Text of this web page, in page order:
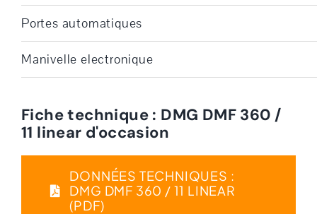
Portes automatiques
Manivelle electronique
Fiche technique : DMG DMF 360 /
11 linear d'occasion
DONNÉES TECHNIQUES :
DMG DMF 360 / 11 LINEAR
(PDF)